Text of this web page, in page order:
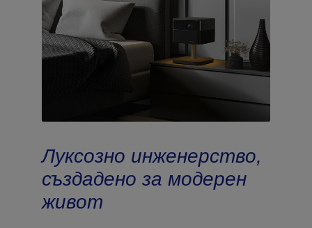
Луксозно инженерство,
създадено за модерен
живот